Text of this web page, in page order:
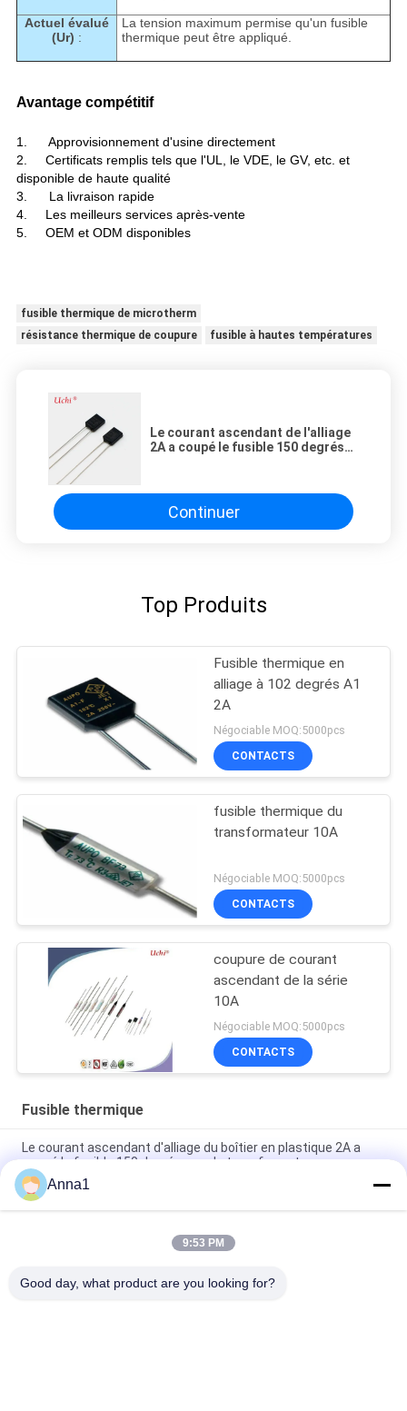
Actuel évalué
(Ur) :
La tension maximum permise qu'un fusible
thermique peut être appliqué.
Avantage compétitif
1. Approvisionnement d'usine directement
2. Certificats remplis tels que l'UL, le VDE, le GV, etc. et
disponible de haute qualité
3. La livraison rapide
4. Les meilleurs services après-vente
5. OEM et ODM disponibles
fusible thermique de microtherm
résistance thermique de coupure
fusible à hautes températures
Le courant ascendant de l'alliage
2A a coupé le fusible 150 degrés
Continuer
Top Produits
Fusible thermique en
alliage à 102 degrés A1
2A
Négociable MOQ:5000pcs
CONTACTS
fusible thermique du
transformateur 10A
Négociable MOQ:5000pcs
CONTACTS
coupure de courant
ascendant de la série
10A
Négociable MOQ:5000pcs
CONTACTS
Fusible thermique
Le courant ascendant d'alliage du boîtier en plastique 2A a
coupé le fusible 150 degrés pour le transformateur
Le courant ascendant de boîtier en plastique de 150 degrés a
coupé le fusible pour l'alliage du transformateur 2A
Le généraliste thermique à la maison 115C 3A 250Vac de lien
Anna1
9:53 PM
Good day, what product are you looking for?